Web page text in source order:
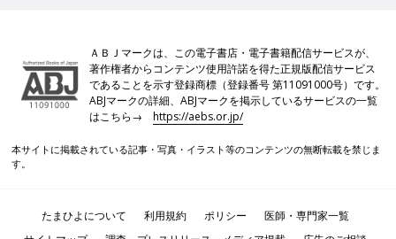
ＡＢＪマークは、この電子書店・電子書籍配信サービスが、
著作権者からコンテンツ使用許諾を得た正規版配信サービス
であることを示す登録商標（登録番号 第11091000号）です。
ABJマークの詳細、ABJマークを掲示しているサービスの一覧
はこちら→https://aebs.or.jp/
本サイトに掲載されている記事・写真・イラスト等のコンテンツの無断転載を禁じま
す。
たまひよについて 利用規約 ポリシー
医師・専門家一覧